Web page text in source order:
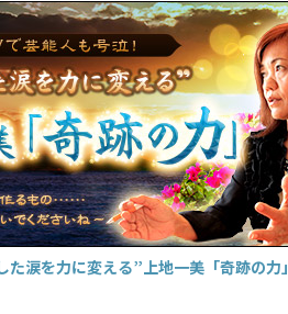
涙を力に変える”上地一美「奇跡の力」